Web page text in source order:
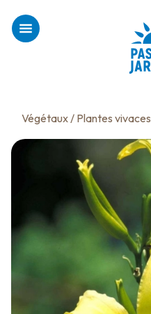
Végétaux/ Plantes vivaces